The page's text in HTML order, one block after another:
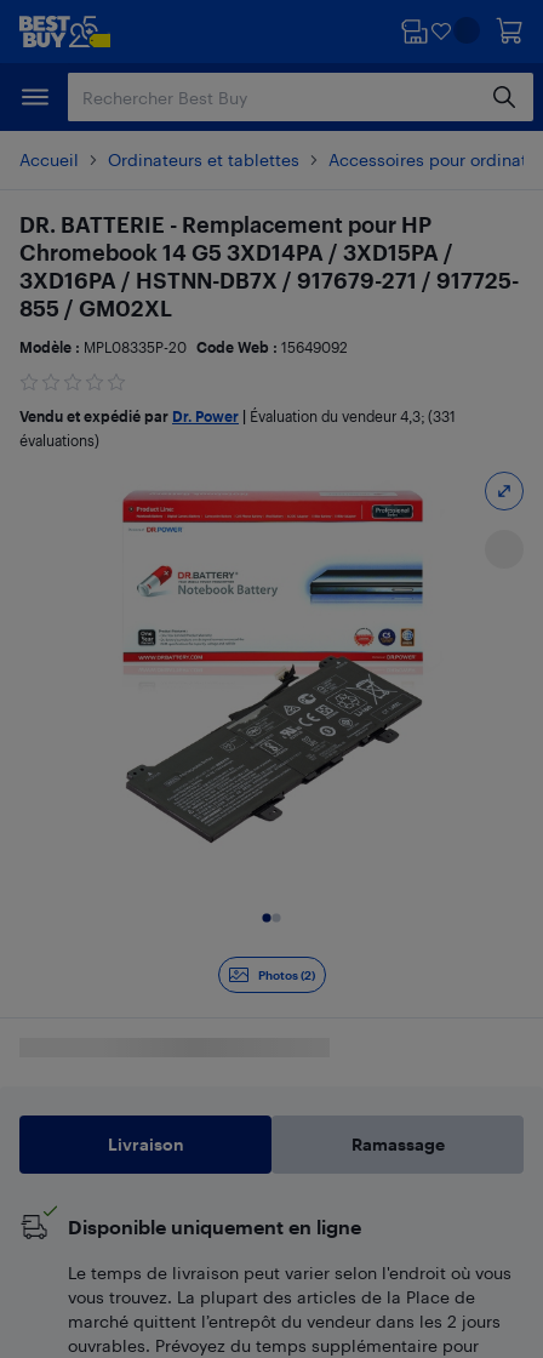
Passer
principal
Passer
Accueil Ordinateurs et tablettes Accessoires pour
Photos (2)
DR. BATTERIE - Remplacement pour HP
Chromebook 14 G5 3XD14PA / 3XD15PA /
3XD16PA / HSTNN-DB7X / 917679-271 / 917725-
855 / GM02XL
Modèle : MPL08335P-20 Code Web : 15649092
Vendu et expédié par Dr. Power Évaluation du vendeur 4,3; (331
évaluations)
Livraison Ramassage
Disponible uniquement en ligne
Le temps de livraison peut varier selon l'endroit où vous
vous trouvez. La plupart des articles de la Place de
marché quittent l’entrepôt du vendeur dans les 2 jours
ouvrables. Prévoyez du temps supplémentaire pour